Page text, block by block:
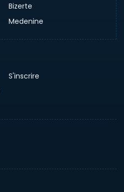
Bizerte
Medenine
S'inscrire